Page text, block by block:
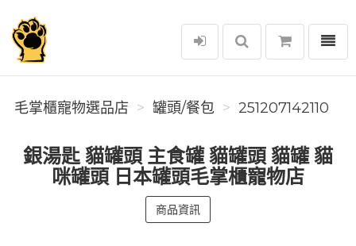
毛掌櫃寵物選品店
選單
毛掌櫃寵物選品店 罐頭/餐包 251207142110
銀湯匙 貓罐頭 主食罐 貓罐頭 貓罐 貓
咪罐頭 日本罐頭毛掌櫃寵物店
商品資訊